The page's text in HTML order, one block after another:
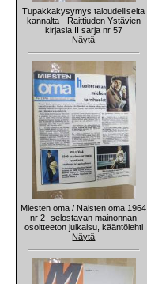
Tupakkakysymys taloudelliselta
kannalta - Raittiuden Ystävien
kirjasia II sarja nr 57
Näytä
Miesten oma / Naisten oma 1964
nr 2 -selostavan mainonnan
osoitteeton julkaisu, kääntölehti
Näytä